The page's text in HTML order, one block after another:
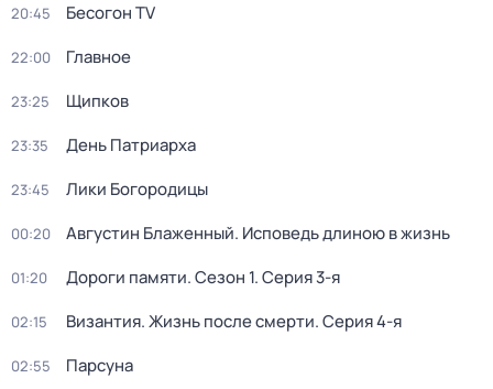
20:45 Бесогон TV
22:00 Главное
23:25 Щипков
23:35 День Патриарха
23:45 Лики Богородицы
00:20 Августин Блаженный. Исповедь длиною в жизнь
01:20 Дороги памяти. Сезон 1. Серия 3-я
02:15 Византия. Жизнь после смерти. Серия 4-я
02:55 Парcyна